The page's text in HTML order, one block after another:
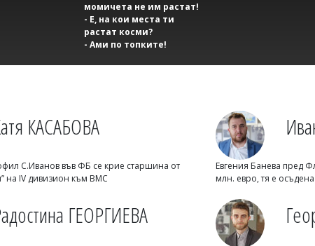
момичета не им растат!
- Е, на кои места ти
растат косми?
- Ами по топките!
КАСАБОВА
С.Иванов във ФБ се крие старшина от
на IV дивизион към ВМС
Евгения Банева пред
млн. евро, тя е
ГЕОРГИЕВА